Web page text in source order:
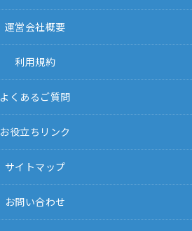
運営会社概要
利用規約
よくあるご質問
お役立ちリンク
サイトマップ
お問い合わせ